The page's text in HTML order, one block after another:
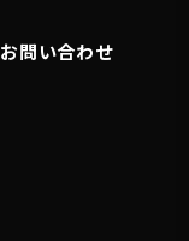
お問い合わせ